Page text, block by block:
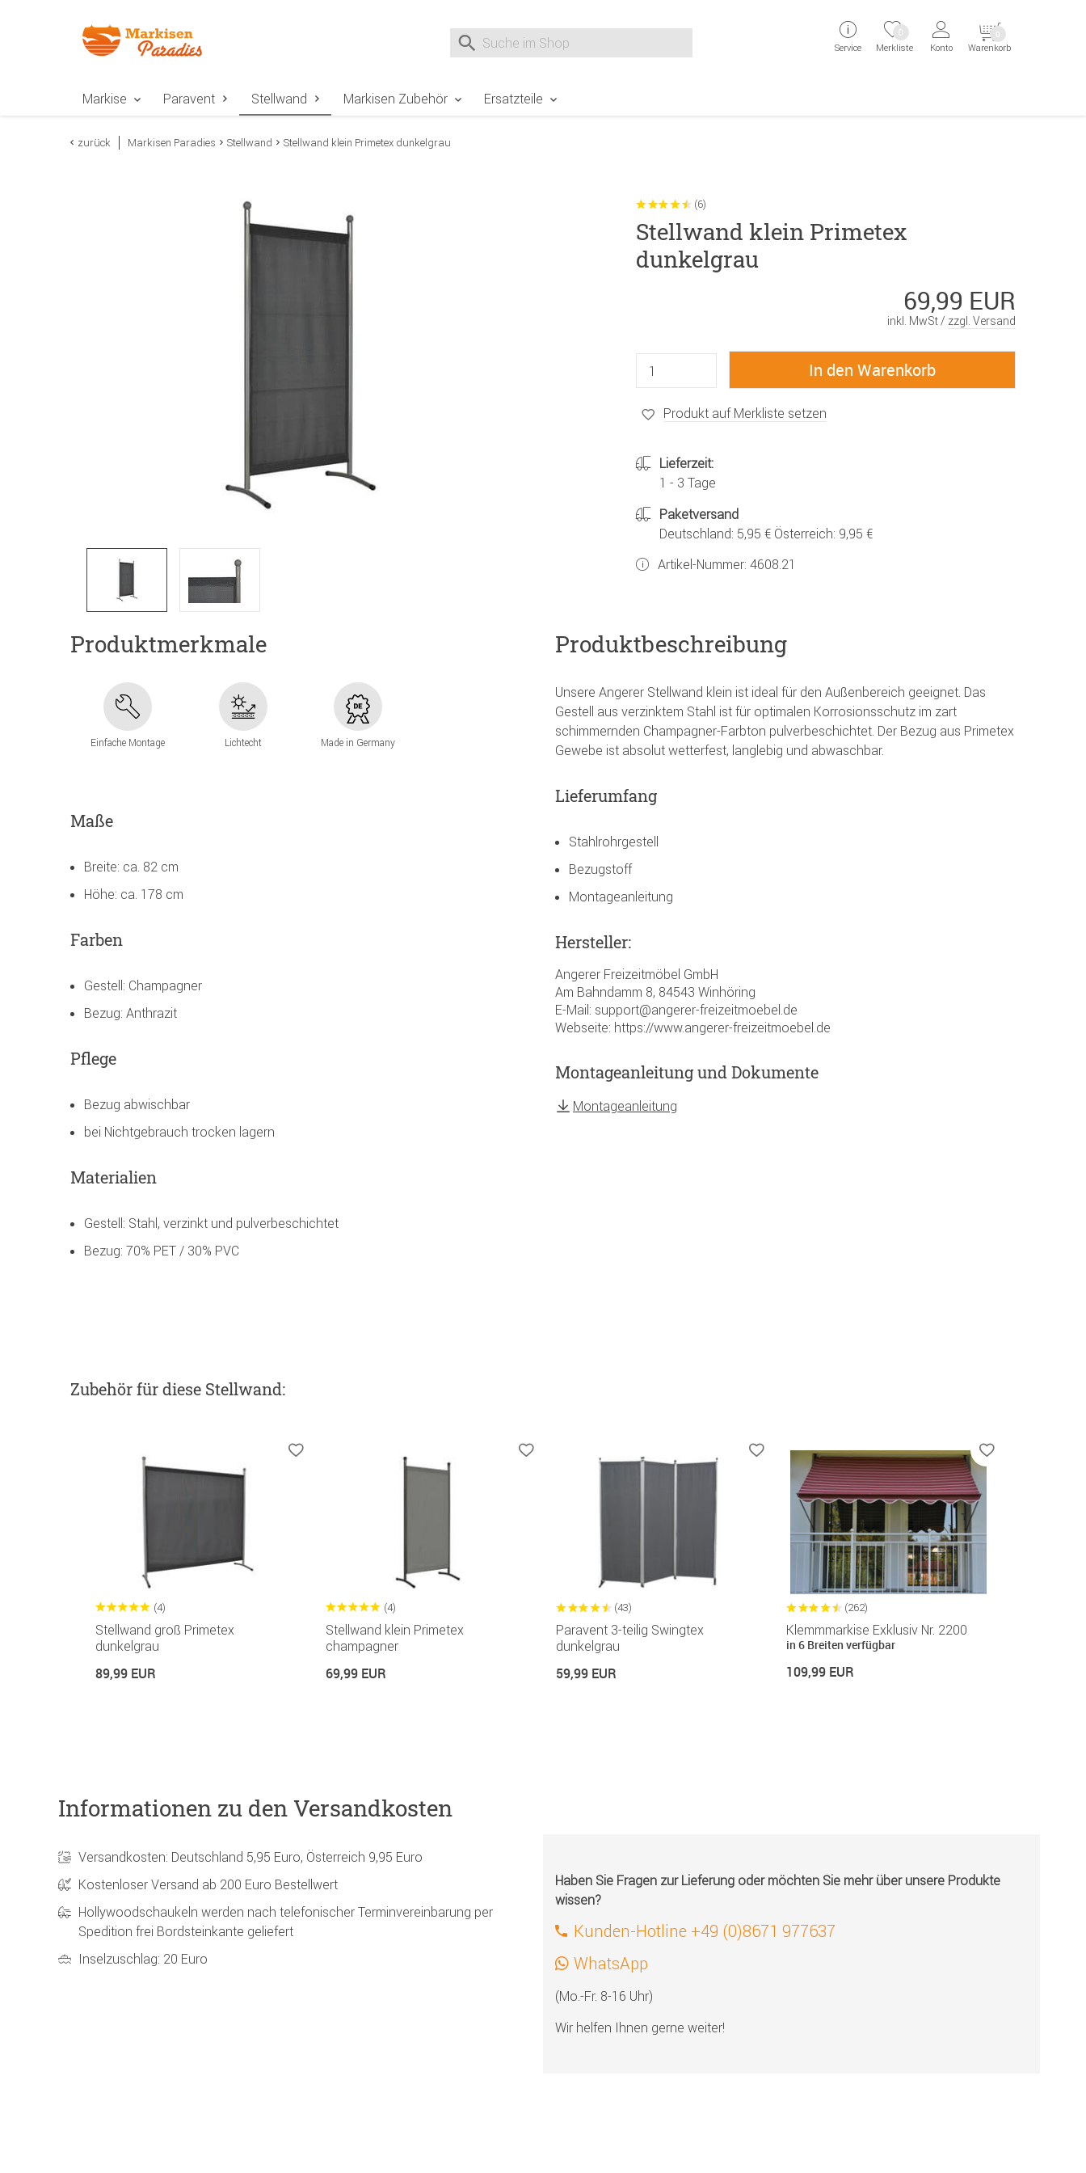
Suche nach
Service Merkliste
0
Konto Warenkorb
0
Markise Paravent Stellwand Markisen Zubehör Ersatzteile
zurück Markisen Paradies Stellwand Stellwand klein Primetex dunkelgrau
(6)
Stellwand klein Primetex
dunkelgrau
69,99 EUR
inkl. MwSt / zzgl. Versand
Produkt auf Merkliste setzen
Lieferzeit:
1 - 3 Tage
Paketversand
Deutschland: 5,95 € Österreich: 9,95 €
Artikel-Nummer: 4608.21
Produktmerkmale
Einfache Montage Lichtecht Made in Germany
Maße
Breite: ca. 82 cm
Höhe: ca. 178 cm
Farben
Gestell: Champagner
Bezug: Anthrazit
Pflege
Bezug abwischbar
bei Nichtgebrauch trocken lagern
Materialien
Gestell: Stahl, verzinkt und pulverbeschichtet
Bezug: 70% PET / 30% PVC
Produktbeschreibung
Unsere Angerer Stellwand klein ist ideal für den Außenbereich geeignet. Das
Gestell aus verzinktem Stahl ist für optimalen Korrosionsschutz im zart
schimmernden Champagner-Farbton pulverbeschichtet. Der Bezug aus Primetex
Gewebe ist absolut wetterfest, langlebig und abwaschbar.
Lieferumfang
Stahlrohrgestell
Bezugstoff
Montageanleitung
Hersteller:
Angerer Freizeitmöbel GmbH
Am Bahndamm 8, 84543 Winhöring
E-Mail: support@angerer-freizeitmoebel.de
Webseite: https://www.angerer-freizeitmoebel.de
Montageanleitung und Dokumente
Montageanleitung
Zubehörfür diese Stellwand:
(4)
Stellwand groß Primetex
dunkelgrau
89,99 EUR
(4)
Stellwand klein Primetex
champagner
69,99 EUR
(43)
Paravent 3-teilig Swingtex
dunkelgrau
59,99 EUR
(262)
Klemmmarkise Exklusiv Nr. 2200
in 6 Breiten verfügbar
109,99 EUR
Informationen zu den Versandkosten
Versandkosten: Deutschland 5,95 Euro, Österreich 9,95 Euro
Kostenloser Versand ab 200 Euro Bestellwert
Hollywoodschaukeln werden nach telefonischer Terminvereinbarung per
Spedition frei Bordsteinkante geliefert
Inselzuschlag: 20 Euro
Haben Sie Fragen zur Lieferung oder möchten Sie mehr über unsere Produkte
wissen?
Kunden-Hotline +49 (0)8671 977637
WhatsApp
(Mo.-Fr. 8-16 Uhr)
Wir helfen Ihnen gerne weiter!